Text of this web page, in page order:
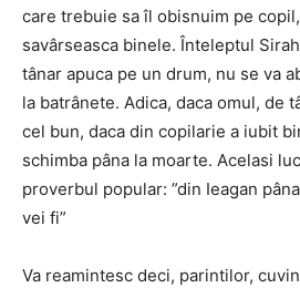
care trebuie sa îl obisnuim pe
savârseasca binele. Înteleptul
tânar apuca pe un drum, nu se va
la batrânete. Adica, daca omul, de
cel bun, daca din copilarie a iubit
schimba pâna la moarte. Acelasi
proverbul popular: ”din Ieagan
vei fi”
Va reamintesc deci, parintilor,